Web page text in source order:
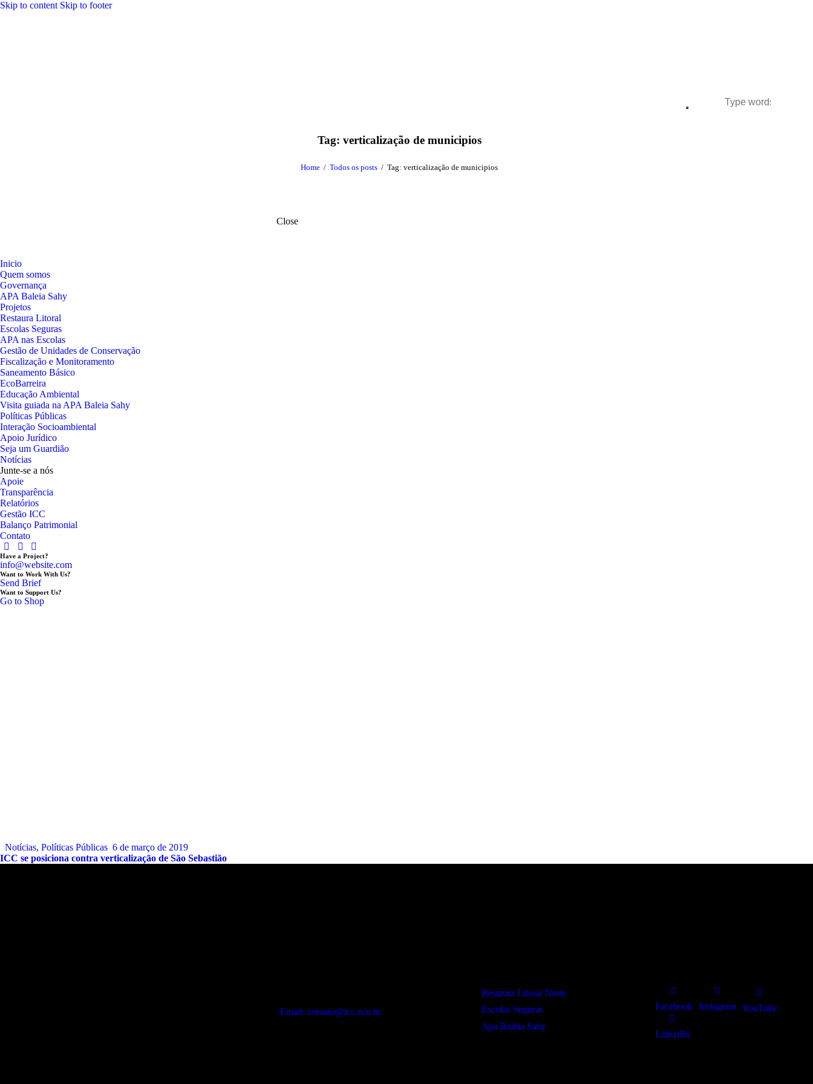
Skip to content Skip to footer
Tag: verticalização de municipios
Home Todos os posts Tag: verticalização de municipios
Close
Inicio
Quem somos
Governança
APA Baleia Sahy
Projetos
Restaura Litoral
Escolas Seguras
APA nas Escolas
Gestão de Unidades de Conservação
Fiscalização e Monitoramento
Saneamento Básico
EcoBarreira
Educação Ambiental
Visita guiada na APA Baleia Sahy
Políticas Públicas
Interação Socioambiental
Apoio Jurídico
Seja um Guardião
Notícias
Junte-se a nós
Apoie
Transparência
Relatórios
Gestão ICC
Balanço Patrimonial
Contato
Have a Project?
info@website.com
Want to Work With Us?
Send Brief
Want to Support Us?
Go to Shop
Notícias, Políticas Públicas 6 de março de 2019
ICC se posiciona contra verticalização de São Sebastião
Email: contato@icc.eco.br
Restaura Litoral Norte
Escolas Seguras
Apa Baleia Sahy
Facebook Instagram YouTube
LinkedIn